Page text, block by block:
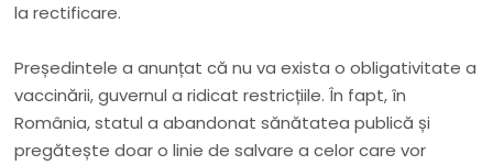
la rectificare.
Președintele a anunțat că nu va exista o obligativitate a
vaccinării, guvernul a ridicat restricțiile. În fapt, în
România, statul a abandonat sănătatea publică și
pregătește doar o linie de salvare a celor care vor